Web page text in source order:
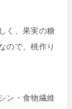
く、果実の糖
ので、桃作り
ン・食物繊維